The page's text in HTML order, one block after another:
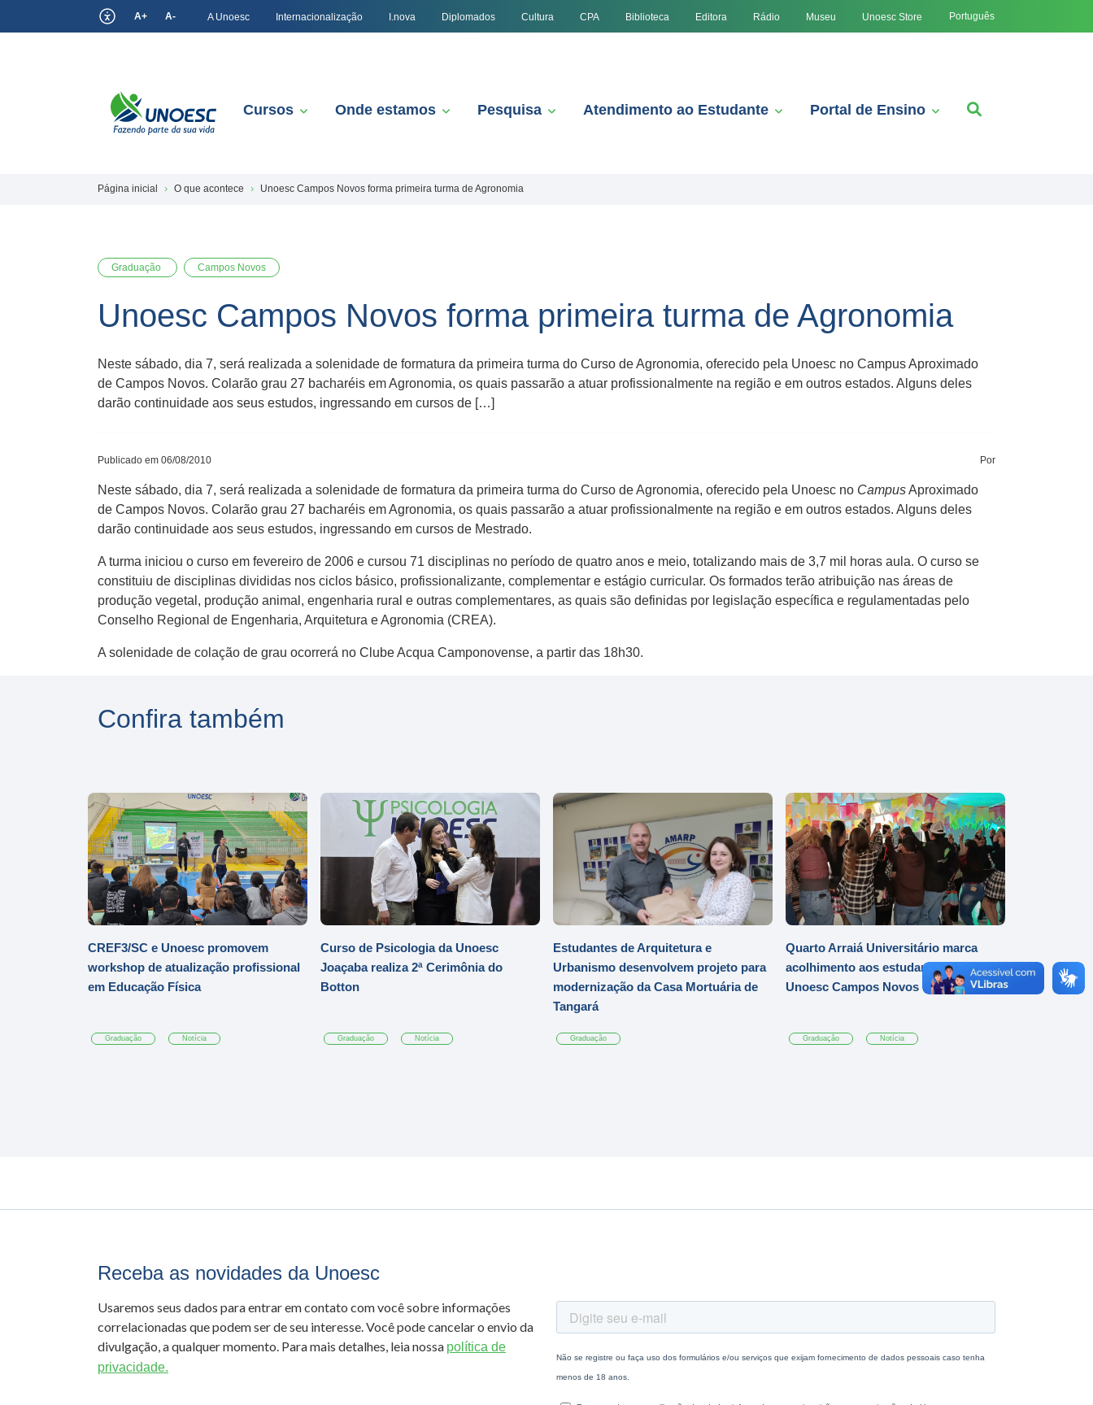
A+ A- A Unoesc Internacionalização I.nova Diplomados Cultura CPA Biblioteca Editora Rádio Museu Unoesc Store Português
Cursos Onde estamos Pesquisa Atendimento ao Estudante Portal de Ensino
Página inicial O que acontece Unoesc Campos Novos forma primeira turma de Agronomia
Graduação Campos Novos
Unoesc Campos Novos forma primeira turma de Agronomia
Neste sábado, dia 7, será realizada a solenidade de formatura da primeira turma do Curso de Agronomia, oferecido pela Unoesc no Campus Aproximado
de Campos Novos. Colarão grau 27 bacharéis em Agronomia, os quais passarão a atuar profissionalmente na região e em outros estados. Alguns deles
darão continuidade aos seus estudos, ingressando em cursos de […]
Publicado em 06/08/2010 Por
Neste sábado, dia 7, será realizada a solenidade de formatura da primeira turma do Curso de Agronomia, oferecido pela Unoesc no CampusAproximado
de Campos Novos. Colarão grau 27 bacharéis em Agronomia, os quais passarão a atuar profissionalmente na região e em outros estados. Alguns deles
darão continuidade aos seus estudos, ingressando em cursos de Mestrado.
A turma iniciou o curso em fevereiro de 2006 e cursou 71 disciplinas no período de quatro anos e meio, totalizando mais de 3,7 mil horas aula. O curso se
constituiu de disciplinas divididas nos ciclos básico, profissionalizante, complementar e estágio curricular. Os formados terão atribuição nas áreas de
produção vegetal, produção animal, engenharia rural e outras complementares, as quais são definidas por legislação específica e regulamentadas pelo
Conselho Regional de Engenharia, Arquitetura e Agronomia (CREA).
A solenidade de colação de grau ocorrerá no Clube Acqua Camponovense, a partir das 18h30.
Confira também
CREF3/SC e Unoesc promovem
workshop de atualização profissional
em Educação Física
Graduação Notícia
Curso de Psicologia da Unoesc
Joaçaba realiza 2ª Cerimônia do
Botton
Graduação Notícia
Estudantes de Arquitetura e
Urbanismo desenvolvem projeto para
modernização da Casa Mortuária de
Tangará
Graduação
Quarto Arraiá Universitário marca
acolhimento aos estudantes da
Unoesc Campos Novos
Graduação Notícia
Receba as novidades da Unoesc
Usaremos seus dados para entrar em contato com você sobre informações
correlacionadas que podem ser de seu interesse. Você pode cancelar o envio da
divulgação, a qualquer momento. Para mais detalhes, leia nossa política de
privacidade.